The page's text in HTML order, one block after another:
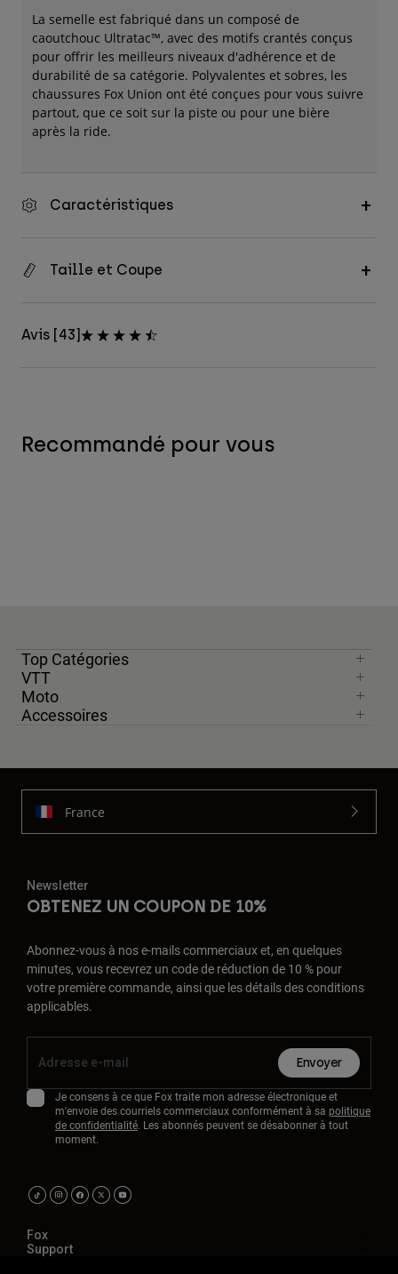
La semelle est fabriqué dans un composé de
caoutchouc Ultratac™, avec des motifs crantés conçus
pour offrir les meilleurs niveaux d'adhérence et de
durabilité de sa catégorie. Polyvalentes et sobres, les
chaussures Fox Union ont été conçues pour vous suivre
partout, que ce soit sur la piste ou pour une bière
après la ride.
Caractéristiques
Taille et Coupe
Avis [43]
Recommandé pour vous
Top Catégories
VTT
Moto
Accessoires
France
Newsletter
OBTENEZ UN COUPON DE 10%
Abonnez-vous à nos e-mails commerciaux et, en quelques
minutes, vous recevrez un code de réduction de 10 % pour
votre première commande, ainsi que les détails des conditions
applicables.
Envoyer
Je consens à ce que Fox traite mon adresse électronique et
m'envoie des courriels commerciaux conformément à sa politique
de confidentialité. Les abonnés peuvent se désabonner à tout
moment.
Fox
Support